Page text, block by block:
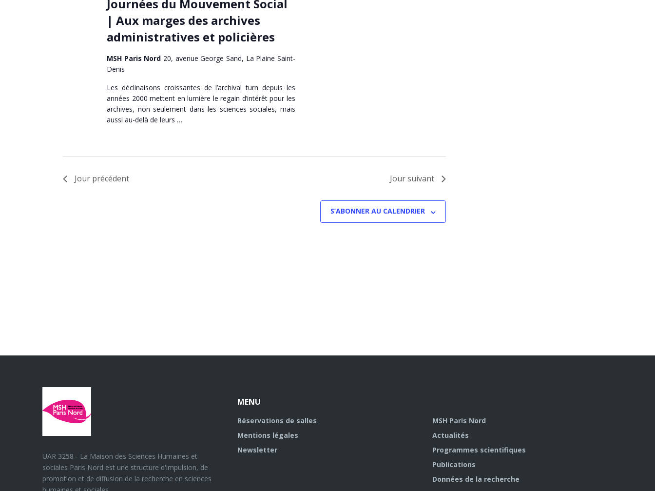
Journées du Mouvement Social
| Aux marges des archives
administratives et policières
MSH Paris Nord 20, avenue George Sand, La Plaine Saint-
Denis
Les déclinaisons croissantes de l’archival turn depuis les
années 2000 mettent en lumière le regain d’intérêt pour les
archives, non seulement dans les sciences sociales, mais
aussi au-delà de leurs …
Jour précédent Jour suivant
S’ABONNER AU CALENDRIER
UAR 3258 - La Maison des Sciences Humaines et
sociales Paris Nord est une structure d'impulsion, de
promotion et de diffusion de la recherche en sciences
MENU
Réservations de salles
Mentions légales
Newsletter
MSH Paris Nord
Actualités
Programmes scientifiques
Publications
Données de la recherche